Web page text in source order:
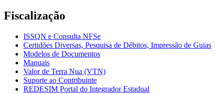
Fiscalização
ISSQN e Consulta NFSe
Certidões Diversas, Pesquisa de Débitos, Impressão de Guias
Modelos de Documentos
Manuais
Valor de Terra Nua (VTN)
Suporte ao Contribuinte
REDESIM Portal do Integrador Estadual